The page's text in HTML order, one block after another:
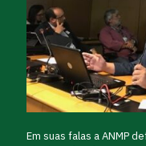
Em suas falas a ANMP